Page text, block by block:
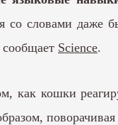
со словами даже
Science.
как кошки